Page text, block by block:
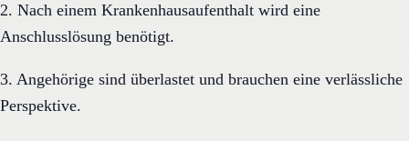
2. Nach einem Krankenhausaufenthalt wird eine
Anschlusslösung benötigt.
3. Angehörige sind überlastet und brauchen eine verlässliche
Perspektive.